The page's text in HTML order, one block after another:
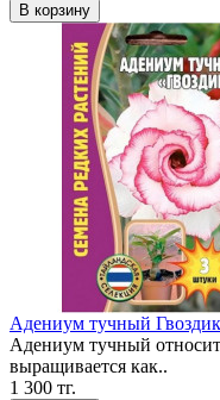
В корзину
Адениум тучный
Адениум тучный
выращивается как..
1 300 тг.